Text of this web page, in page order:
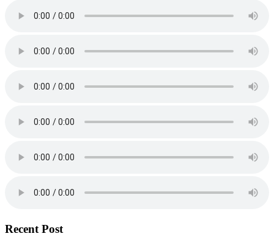
Recent Post